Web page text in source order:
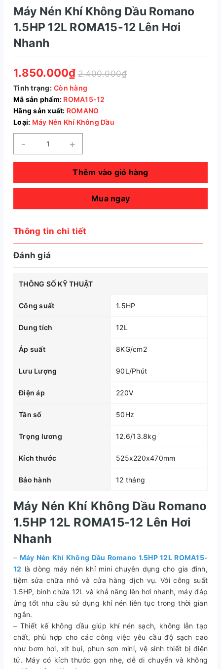
Máy Nén Khí Không Dầu Romano
1.5HP 12L ROMA15-12 Lên Hơi
Nhanh
1.850.000₫ 2.400.000₫
Tình trạng: Còn hàng
Mã sản phẩm: ROMA15-12
Hãng sản xuất: ROMANO
Loại: Máy Nén Khí Không Dầu
- +
Thêm vào giỏ hàng
Mua ngay
Thông tin chi tiết
Đánh giá
THÔNG SỐ KỸ THUẬT
Công suất 1.5HP
Dung tích 12L
Áp suất 8KG/cm2
Lưu Lượng 90L/Phút
Điện áp 220V
Tần số 50Hz
Trọng lương 12.6/13.8kg
Kích thước 525x220x470mm
Bảo hành 12 tháng
Máy Nén Khí Không Dầu Romano
1.5HP 12L ROMA15-12 Lên Hơi
Nhanh
– Máy Nén Khí Không Dầu Romano 1.5HP 12L ROMA15-
12 là dòng máy nén khí mini chuyên dụng cho gia đình,
tiệm sửa chữa nhỏ và cửa hàng dịch vụ. Với công suất
1.5HP, bình chứa 12L và khả năng lên hơi nhanh, máy đáp
ứng tốt nhu cầu sử dụng khí nén liên tục trong thời gian
ngắn.
– Thiết kế không dầu giúp khí nén sạch, không lẫn tạp
chất, phù hợp cho các công việc yêu cầu độ sạch cao
như bơm hơi, xịt bụi, phun sơn mini, vệ sinh thiết bị điện
tử. Máy có kích thước gọn nhẹ, dễ di chuyển và không